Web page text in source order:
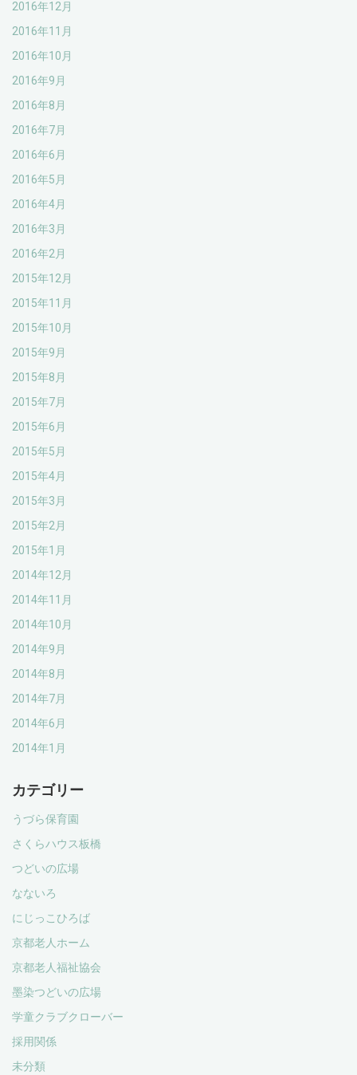
2016年12月
2016年11月
2016年10月
2016年9月
2016年8月
2016年7月
2016年6月
2016年5月
2016年4月
2016年3月
2016年2月
2015年12月
2015年11月
2015年10月
2015年9月
2015年8月
2015年7月
2015年6月
2015年5月
2015年4月
2015年3月
2015年2月
2015年1月
2014年12月
2014年11月
2014年10月
2014年9月
2014年8月
2014年7月
2014年6月
2014年1月
カテゴリー
うづら保育園
さくらハウス板橋
つどいの広場
なないろ
にじっこひろば
京都老人ホーム
京都老人福祉協会
墨染つどいの広場
学童クラブクローバー
採用関係
未分類